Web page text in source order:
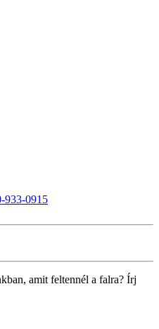
933-0915
amit feltennél a falra? Írj